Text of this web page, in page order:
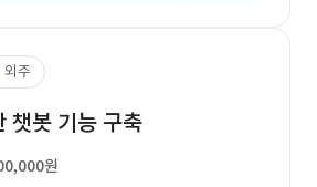
외주
챗봇 기능 구축
원